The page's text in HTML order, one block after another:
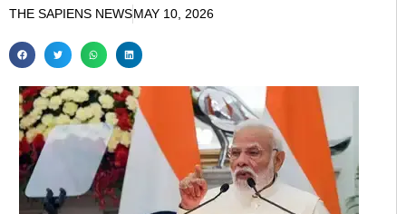
THE SAPIENS NEWSMAY 10, 2026